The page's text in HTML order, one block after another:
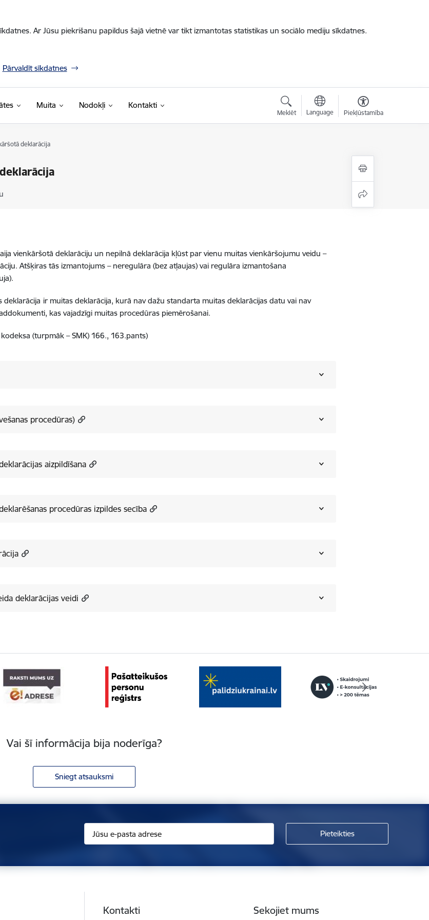
Ar Jūsu piekrišanu papildus šajā vietnē var tikt izmantotas statistikas un sociālo mediju sīkdatnes.
Pārvaldīt sīkdatnes
Muita Nodokļi Kontakti
Meklēt Language Piekļūstamība
deklarācija
vienkāršotā deklarāciju un nepilnā deklarācija kļūst par vienu muitas vienkāršojumu veidu –
Atšķiras tās izmantojums – neregulāra (bez atļaujas) vai regulāra izmantošana
deklarācija ir muitas deklarācija, kurā nav dažu standarta muitas deklarācijas datu vai nav
kas vajadzīgi muitas procedūras piemērošanai.
(turpmāk – SMK) 166., 163.pants)
procedūras)
aizpildīšana
procedūras izpildes secība
deklarācijas veidi
Vai šī informācija bija noderīga?
Sniegt atsauksmi
Kontakti Sekojiet mums